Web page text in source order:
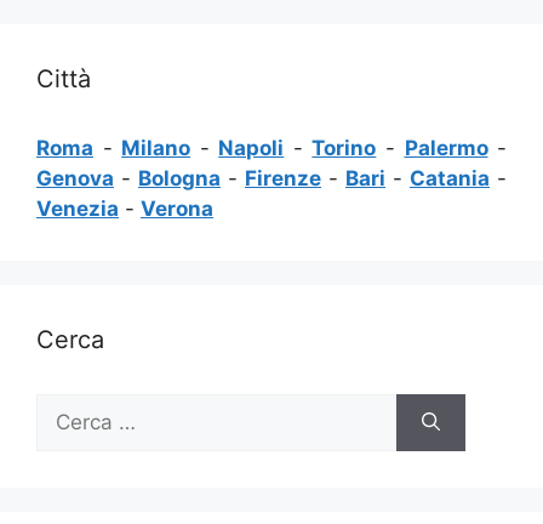
Città
Roma - Milano - Napoli -Torino - Palermo-
Genova - Bologna - Firenze - Bari - Catania -
Venezia - Verona
Cerca
per: